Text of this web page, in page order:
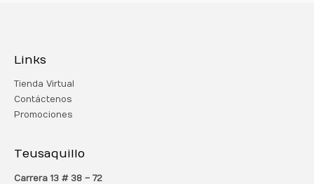
Links
Tienda Virtual
Contáctenos
Promociones
Teusaquillo
Carrera 13 # 38 – 72